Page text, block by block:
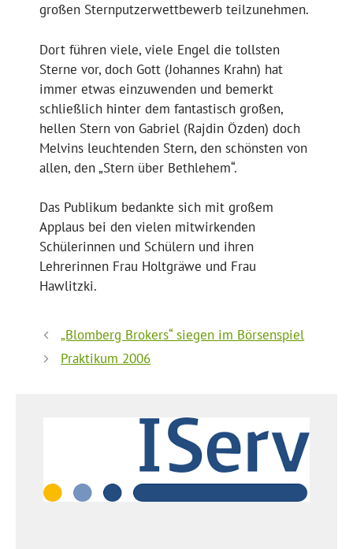
großen Sternputzerwettbewerb teilzunehmen.
Dort führen viele, viele Engel die tollsten
Sterne vor, doch Gott (Johannes Krahn) hat
immer etwas einzuwenden und bemerkt
schließlich hinter dem fantastisch großen,
hellen Stern von Gabriel (Rajdin Özden) doch
Melvins leuchtenden Stern, den schönsten von
allen, den „Stern über Bethlehem“.
Das Publikum bedankte sich mit großem
Applaus bei den vielen mitwirkenden
Schülerinnen und Schülern und ihren
Lehrerinnen Frau Holtgräwe und Frau
Hawlitzki.
„Blomberg Brokers“ siegen im Börsenspiel
Praktikum 2006